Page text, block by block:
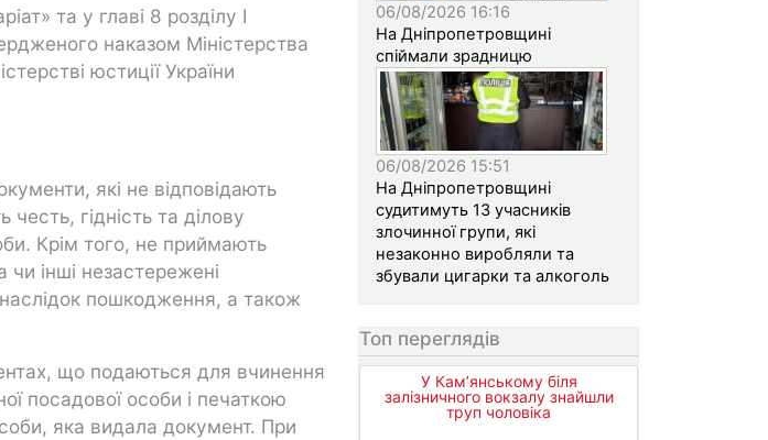
та у главі 8 розділу І
наказом Міністерства
юстиції України
які не відповідають
гідність та ділову
Крім того, не приймають
інші незастережені
пошкодження, а також
що подаються для вчинення
посадової особи і печаткою
яка видала документ. При
06/08/2026 16:16
На Дніпропетровщині
спіймали зрадницю
06/08/2026 15:51
На Дніпропетровщині
судитимуть 13 учасників
злочинної групи, які
незаконно виробляли та
збували цигарки та алкоголь
Топ переглядів
У Кам’янському біля
залізничного вокзалу знайшли
труп чоловіка